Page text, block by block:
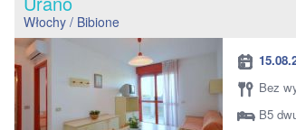
Włochy / Bibione
Bez
B5